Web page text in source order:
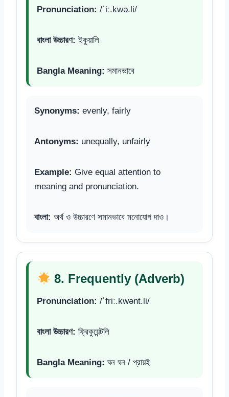
Pronunciation: /ˈiː.kwə.li/
বাংলা উচ্চারণ: ইকুয়ালি
Bangla Meaning: সমানভাবে
Synonyms: evenly, fairly
Antonyms: unequally, unfairly
Example: Give equal attention to
meaning and pronunciation.
বাংলা: অর্থ ও উচ্চারণে সমানভাবে মনোযোগ দাও।
8. Frequently (Adverb)
Pronunciation: /ˈfriː.kwənt.li/
বাংলা উচ্চারণ: ফ্রিকুয়েন্টলি
Bangla Meaning: ঘন ঘন / প্রায়ই